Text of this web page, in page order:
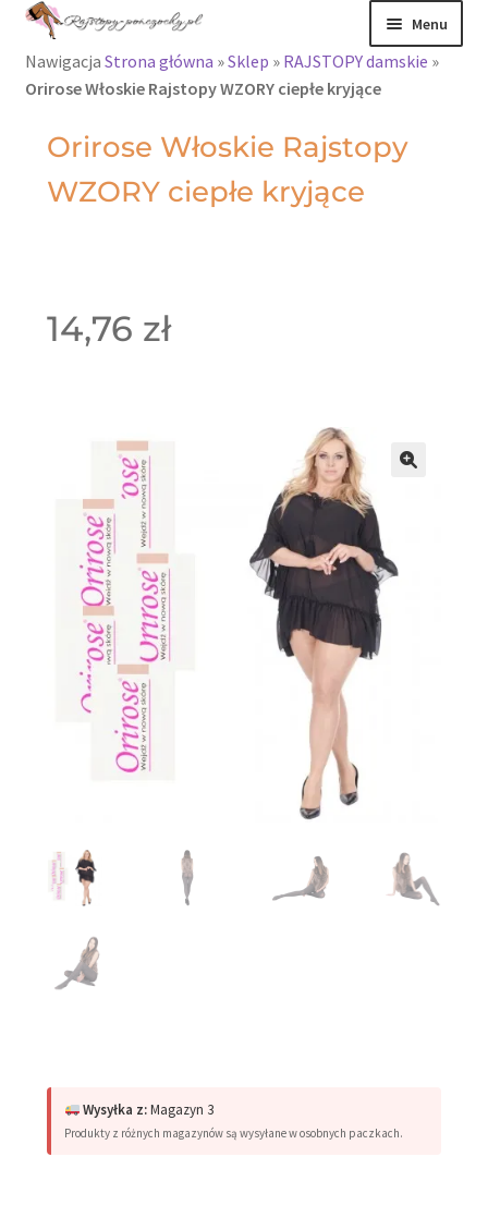
Menu
Rajstopy
Rajstopy Orirose
Pończochy i
Nawigacja Strona główna »Sklep » RAJSTOPY damskie »
Orirose Włoskie Rajstopy WZORY ciepłe kryjące
Orirose Włoskie Rajstopy
WZORY ciepłe kryjące
14,76 zł
Wysyłka z:Magazyn 3
Produkty z różnych magazynów są wysyłane w osobnych paczkach.